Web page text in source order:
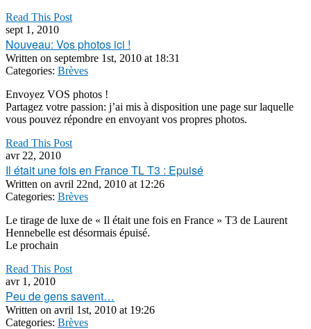
Read This Post
sept 1, 2010
Nouveau: Vos photos ici !
Written on septembre 1st, 2010 at 18:31
Categories: Brèves
Envoyez VOS photos !
Partagez votre passion: j’ai mis à disposition une page sur laquelle
vous pouvez répondre en envoyant vos propres photos.
Read This Post
avr 22, 2010
Il était une fois en France TL T3 : Epuisé
Written on avril 22nd, 2010 at 12:26
Categories: Brèves
Le tirage de luxe de « Il était une fois en France » T3 de Laurent
Hennebelle est désormais épuisé.
Le prochain
Read This Post
avr 1, 2010
Peu de gens savent…
Written on avril 1st, 2010 at 19:26
Categories: Brèves